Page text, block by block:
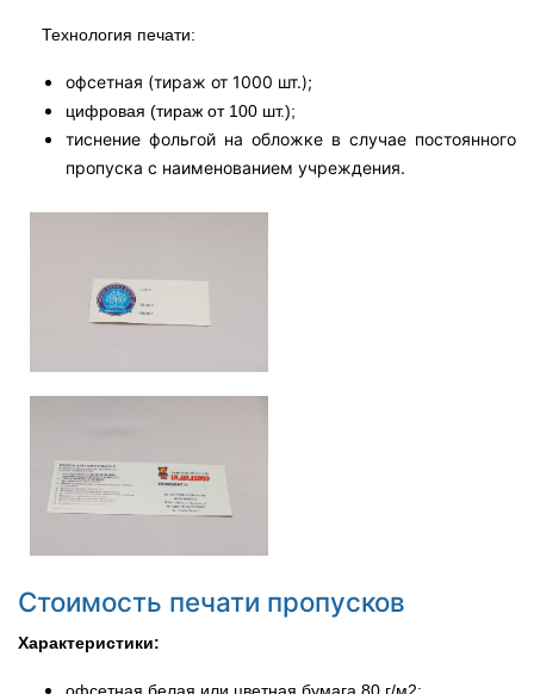
Технология печати:
офсетная (тираж от 1000 шт.);
цифровая (тираж от 100 шт.);
тиснение фольгой на обложке в случае постоянного
пропуска с наименованием учреждения.
Стоимость печати пропусков
Характеристики: